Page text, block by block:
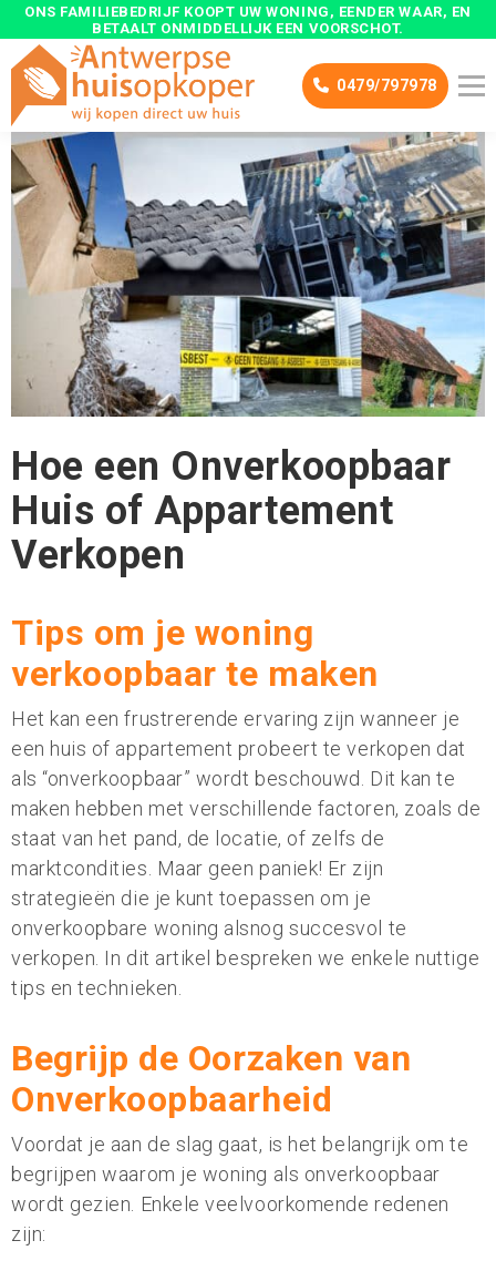
ONS FAMILIEBEDRIJF KOOPT UW WONING, EENDER WAAR, EN
BETAALT ONMIDDELLIJK EEN VOORSCHOT.
0479/797978
Hoe een Onverkoopbaar
Huis of Appartement
Verkopen
Tips om je woning
verkoopbaar te maken
Het kan een frustrerende ervaring zijn wanneer je
een huis of appartement probeert te verkopen dat
als “onverkoopbaar” wordt beschouwd. Dit kan te
maken hebben met verschillende factoren, zoals de
staat van het pand, de locatie, of zelfs de
marktcondities. Maar geen paniek! Er zijn
strategieën die je kunt toepassen om je
onverkoopbare woning alsnog succesvol te
verkopen. In dit artikel bespreken we enkele nuttige
tips en technieken.
Begrijp de Oorzaken van
Onverkoopbaarheid
Voordat je aan de slag gaat, is het belangrijk om te
begrijpen waarom je woning als onverkoopbaar
wordt gezien. Enkele veelvoorkomende redenen
zijn: